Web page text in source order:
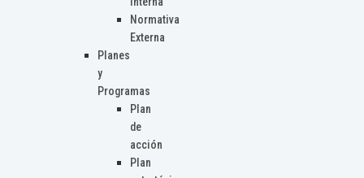
Normativa
Externa
Planes
y
Programas
Plan
de
acción
Plan